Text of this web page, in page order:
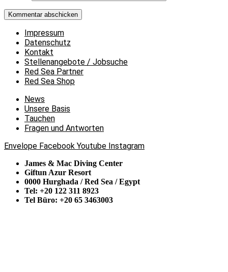
Impressum
Datenschutz
Kontakt
Stellenangebote / Jobsuche
Red Sea Partner
Red Sea Shop
News
Unsere Basis
Tauchen
Fragen und Antworten
Envelope Facebook Youtube Instagram
James & Mac Diving Center
Giftun Azur Resort
0000 Hurghada / Red Sea / Egypt
Tel: +20 122 311 8923
Tel Büro: +20 65 3463003